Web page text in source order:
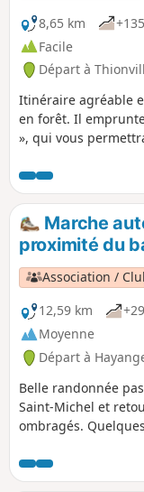
8,65 km
Facile
Départ à
Itinéraire agréable
en forêt. Il
», qui vous
Marche
proximité du
Association /
12,59 km
Moyenne
Départ à
Belle randonnée
Saint-Michel et
ombragés.